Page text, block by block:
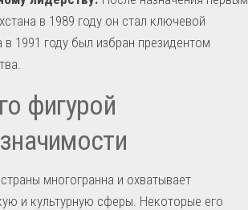
в 1989 году он стал ключевой
в 1991 году был избран президентом
фигурой
многогранна и охватывает
и культурную сферы. Некоторые его